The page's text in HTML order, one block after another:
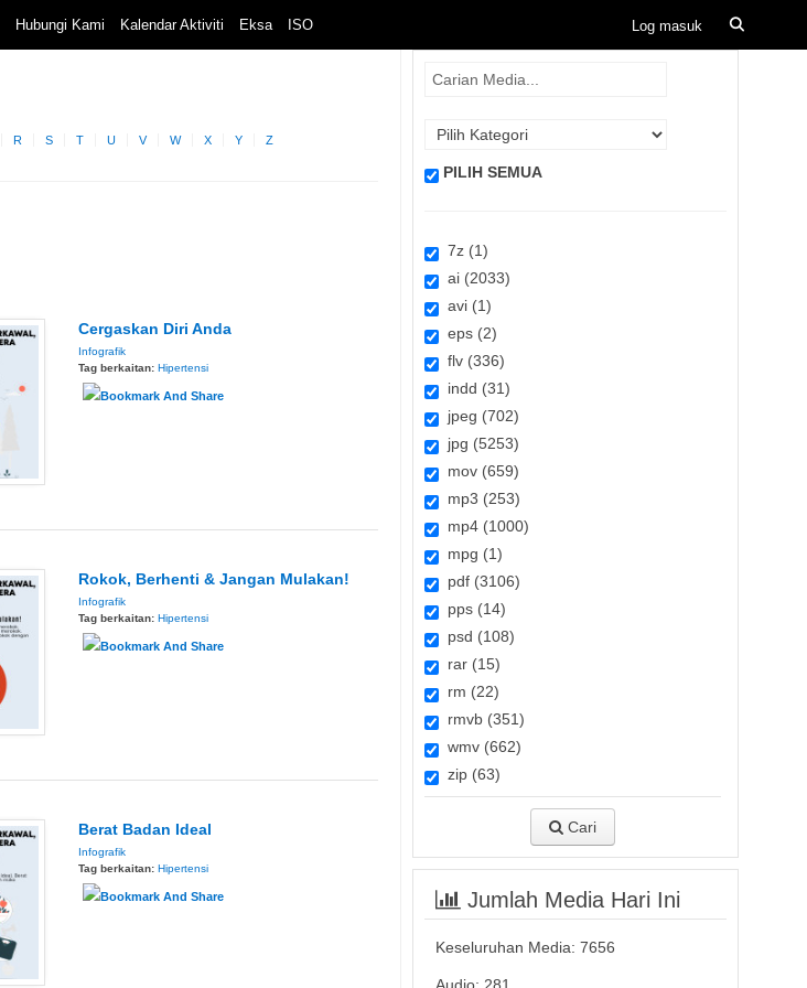
Hubungi Kami Kalendar Aktiviti Eksa ISO
R S T U V W X Y Z
Cergaskan Diri Anda
Infografik
Tag berkaitan:Hipertensi
Rokok, Berhenti & Jangan Mulakan!
Infografik
Tag berkaitan:Hipertensi
Berat Badan Ideal
Infografik
Tag berkaitan:Hipertensi
PILIH SEMUA
7z (1)
ai (2033)
avi (1)
eps (2)
flv (336)
indd (31)
jpeg (702)
jpg (5253)
mov (659)
mp3 (253)
mp4 (1000)
mpg (1)
pdf (3106)
pps (14)
psd (108)
rar (15)
rm (22)
rmvb (351)
wmv (662)
zip (63)
Cari
Jumlah Media Hari Ini
Keseluruhan Media: 7656